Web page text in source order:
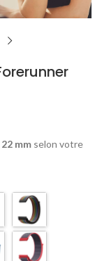
22 mm selon votre